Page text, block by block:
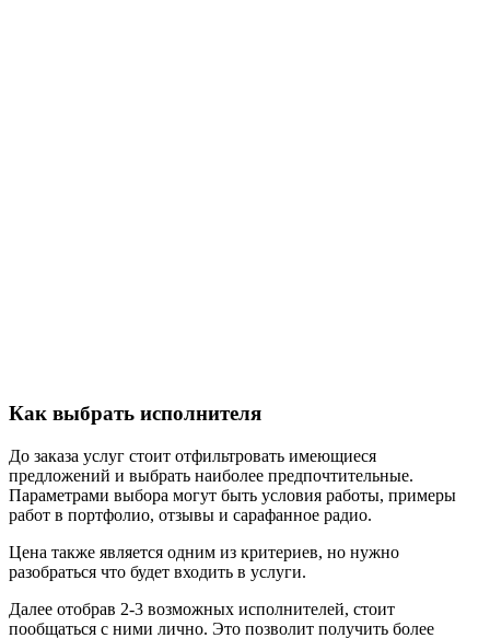
Как выбрать исполнителя
До заказа услуг стоит отфильтровать имеющиеся
предложений и выбрать наиболее предпочтительные.
Параметрами выбора могут быть условия работы, примеры
работ в портфолио, отзывы и сарафанное радио.
Цена также является одним из критериев, но нужно
разобраться что будет входить в услуги.
Далее отобрав 2-3 возможных исполнителей, стоит
пообщаться с ними лично. Это позволит получить более